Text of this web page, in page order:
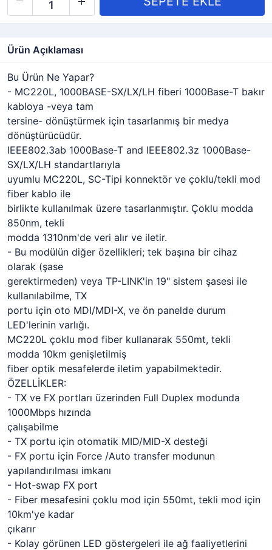
Ürün Açıklaması
Bu Ürün Ne Yapar?
- MC220L, 1000BASE-SX/LX/LH fiberi 1000Base-T bakır
kabloya -veya tam
tersine- dönüştürmek için tasarlanmış bir medya
dönüştürücüdür.
IEEE802.3ab 1000Base-T and IEEE802.3z 1000Base-
SX/LX/LH standartlarıyla
uyumlu MC220L, SC-Tipi konnektör ve çoklu/tekli mod
fiber kablo ile
birlikte kullanılmak üzere tasarlanmıştır. Çoklu modda
850nm, tekli
modda 1310nm'de veri alır ve iletir.
- Bu modülün diğer özellikleri; tek başına bir cihaz
olarak (şase
gerektirmeden) veya TP-LINK'in 19" sistem şasesi ile
kullanılabilme, TX
portu için oto MDI/MDI-X, ve ön panelde durum
LED'lerinin varlığı.
MC220L çoklu mod fiber kullanarak 550mt, tekli
modda 10km genişletilmiş
fiber optik mesafelerde iletim yapabilmektedir.
ÖZELLİKLER:
- TX ve FX portları üzerinden Full Duplex modunda
1000Mbps hızında
çalışabilme
- TX portu için otomatik MID/MID-X desteği
- FX portu için Force /Auto transfer modunun
yapılandırılması imkanı
- Hot-swap FX port
- Fiber mesafesini çoklu mod için 550mt, tekli mod için
10km'ye kadar
çıkarır
- Kolay görünen LED göstergeleri ile ağ faaliyetlerini